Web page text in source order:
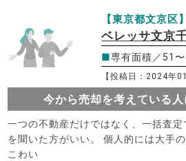
【東京都文京区】
ベレッサ文京
■専有面積／51
【投稿日：2024年
今から売却を考えている
一つの不動産だけではなく、一括査
を聞いた方がいい。 個人的には大手
こわい